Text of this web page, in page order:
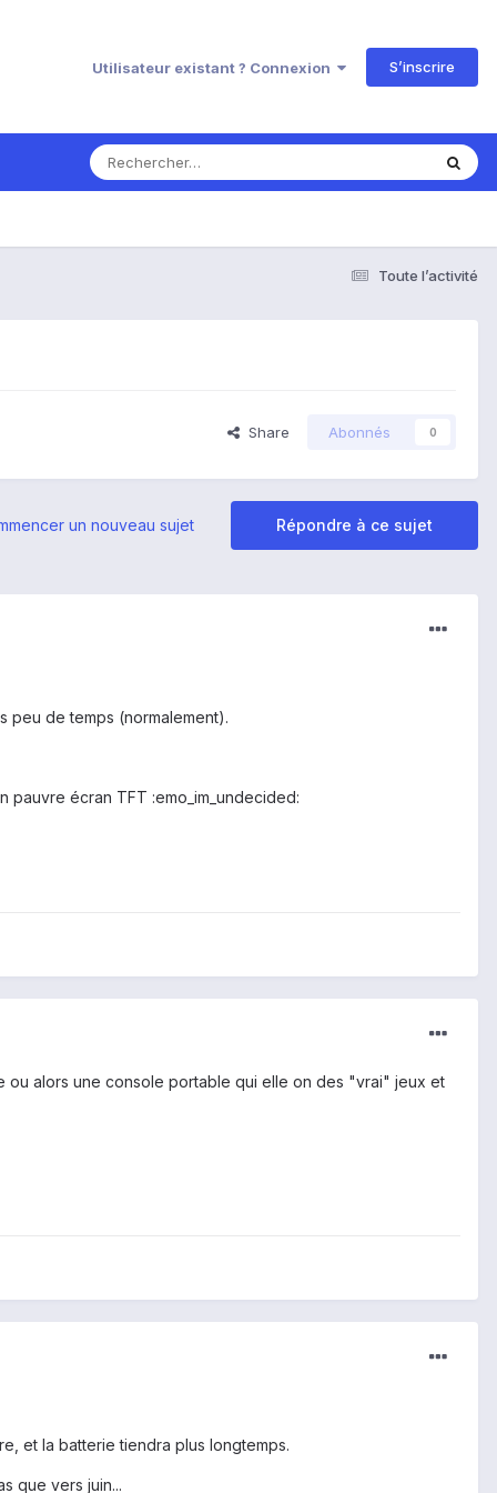
Utilisateur existant ? Connexion S’inscrire
Toute l’activité
Share Abonnés 0
Répondre à ce sujet
un nouveau sujet
peu de temps (normalement).
écran TFT :emo_im_undecided:
ou alors une console portable qui elle on des "vrai" jeux et
et la batterie tiendra plus longtemps.
que vers juin...